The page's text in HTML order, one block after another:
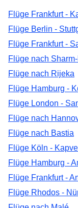
Flüge Frankfurt -
Flüge Berlin -
Flüge Frankfurt -
Flüge nach
Flüge nach Rijeka
Flüge Hamburg -
Flüge London -
Flüge nach
Flüge nach Bastia
Flüge Köln -
Flüge Hamburg -
Flüge Frankfurt -
Flüge Rhodos -